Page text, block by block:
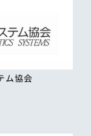
ム協会